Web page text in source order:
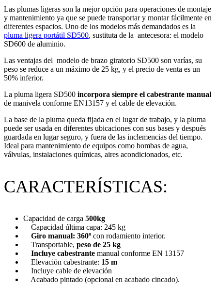
Las plumas ligeras son la mejor opción para operaciones de montaje
y mantenimiento ya que se puede transportar y montar fácilmente en
diferentes espacios. Uno de los modelos más demandados es la
pluma ligera portátil SD500, sustituta de la antecesora: el modelo
SD600 de aluminio.
Las ventajas del modelo de brazo giratorio SD500 son varías, su
peso se reduce a un máximo de 25 kg, y el precio de venta es un
50% inferior.
La pluma ligera SD500 incorpora siempre el cabestrante manual
de manivela conforme EN13157 y el cable de elevación.
La base de la pluma queda fijada en el lugar de trabajo, y la pluma
puede ser usada en diferentes ubicaciones con sus bases y después
guardada en lugar seguro, y fuera de las inclemencias del tiempo.
Ideal para mantenimiento de equipos como bombas de agua,
válvulas, instalaciones químicas, aires acondicionados, etc.
CARACTERÍSTICAS:
Capacidad de carga 500kg
Capacidad última capa: 245 kg
Giro manual: 360º con rodamiento interior.
Transportable, peso de 25 kg
Incluye cabestrante manual conforme EN 13157
Elevación cabestrante: 15 m
Incluye cable de elevación
Acabado pintado (opcional en acabado cincado).